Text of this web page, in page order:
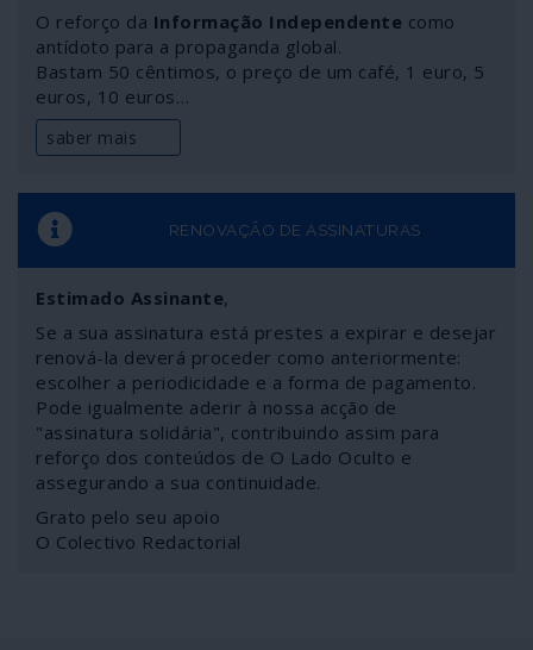
de pessoas – trava-se uma “guerra popular”, em grande
parte com suporte voluntário, para conter a
disseminação do vírus e cuidar dos infectados. É uma
realidade mal conhecida: enquanto isso, os media
corporativos desdobram-se em insinuações de guerra
fria sobre a “ameaça chinesa”, dando origem à
O reforço da Informação Independente como
antídoto para a propaganda global.
Bastam 50 cêntimos, o preço de um café, 1 euro, 5
euros, 10 euros…
saber mais
RENOVAÇÃO DE ASSINATURAS
Estimado Assinante,
Se a sua assinatura está prestes a expirar e desejar
renová-la deverá proceder como anteriormente:
escolher a periodicidade e a forma de pagamento.
Pode igualmente aderir à nossa acção de
"assinatura solidária", contribuindo assim para
reforço dos conteúdos de O Lado Oculto e
assegurando a sua continuidade.
Grato pelo seu apoio
O Colectivo Redactorial